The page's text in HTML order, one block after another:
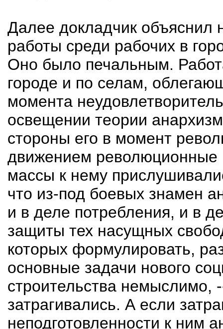
Далее докладчик объяснил
работы среди рабочих в
Оно было печальным.
городе и по селам,
момента
освещении теории
стороны его в момент
движением революционные
массы к нему
что из-под боевых знамен
и в деле потребления, и в
защиты тех насущных
которых формулировать,
основные задачи нового
строительства немыслимо,
затрагивались. А если
неподготовленности к ним